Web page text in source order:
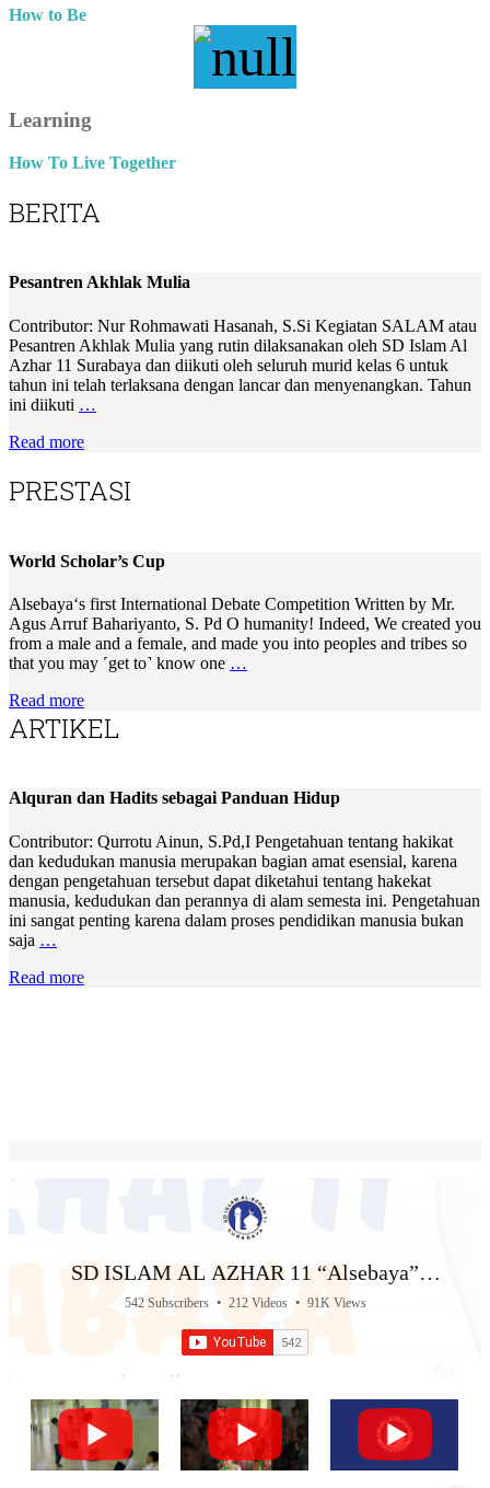
How to Be
Learning
How To Live Together
BERITA
Pesantren Akhlak Mulia
Contributor: Nur Rohmawati Hasanah, S.Si Kegiatan SALAM atau
Pesantren Akhlak Mulia yang rutin dilaksanakan oleh SD Islam Al
Azhar 11 Surabaya dan diikuti oleh seluruh murid kelas 6 untuk
tahun ini telah terlaksana dengan lancar dan menyenangkan. Tahun
ini diikuti …
Read more
PRESTASI
World Scholar’s Cup
Alsebaya‘s first International Debate Competition Written by Mr.
Agus Arruf Bahariyanto, S. Pd O humanity! Indeed, We created you
from a male and a female, and made you into peoples and tribes so
that you may ˹get to˺ know one …
Read more
ARTIKEL
Alquran dan Hadits sebagai Panduan Hidup
Contributor: Qurrotu Ainun, S.Pd,I Pengetahuan tentang hakikat
dan kedudukan manusia merupakan bagian amat esensial, karena
dengan pengetahuan tersebut dapat diketahui tentang hakekat
manusia, kedudukan dan perannya di alam semesta ini. Pengetahuan
ini sangat penting karena dalam proses pendidikan manusia bukan
saja …
Read more
SD ISLAM AL AZHAR 11 “Alsebaya”
Surabaya
542 Subscribers • 212 Videos • 91K Views